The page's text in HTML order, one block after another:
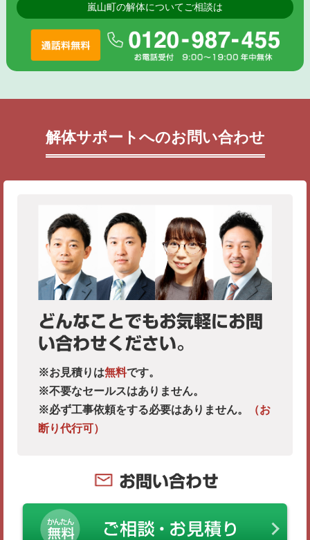
嵐山町の解体についてご相談は
解体サポートへのお問い合わせ
どんなことでもお気軽にお問
い合わせください。
※お見積りは無料です。
※不要なセールスはありません。
※必ず工事依頼をする必要はありません。
（お
断り代行可）
お問い合わせ